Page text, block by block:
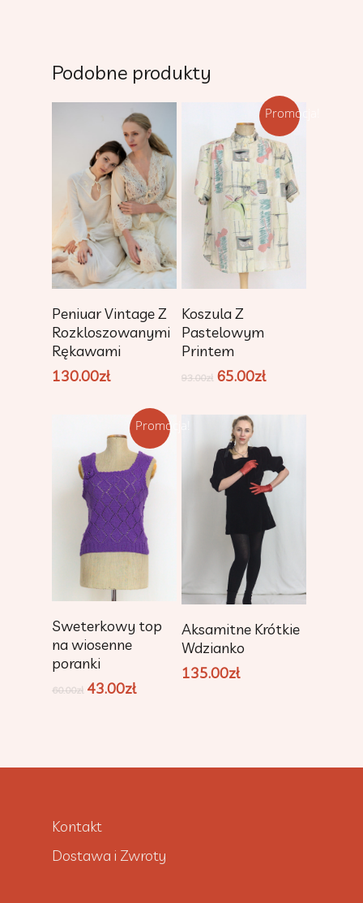
Podobne produkty
Dodaj Do
Peniuar Vintage Z
Rozkloszowanymi
Rękawami
130.00zł
Promocja!
Dodaj Do
Koszyka
Koszula Z
Pastelowym
Printem
93.00zł 65.00zł
Promocja!
Dodaj Do
Koszyka
Sweterkowy top
na wiosenne
poranki
60.00zł 43.00zł
Dodaj Do
Koszyka
Aksamitne Krótkie
Wdzianko
135.00zł
Kontakt
Dostawa i Zwroty